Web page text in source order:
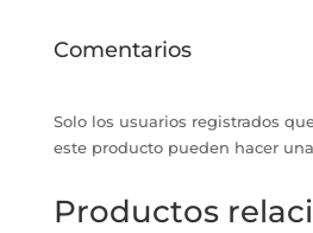
Comentarios
Solo los usuarios registrados
este producto pueden hacer
Productos